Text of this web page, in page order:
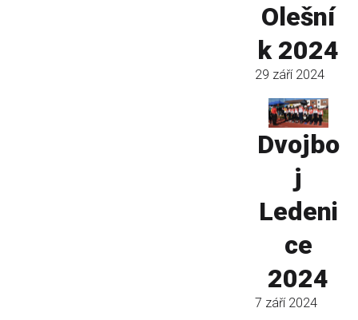
Olešní
k 2024
29 září 2024
Dvojbo
j
Ledeni
ce
2024
7 září 2024